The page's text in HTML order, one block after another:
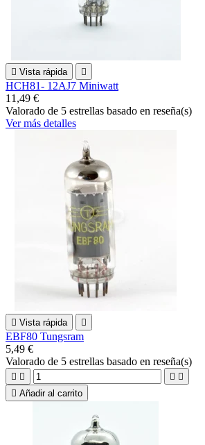
 Vista rápida 
HCH81- 12AJ7 Miniwatt
11,49 €
Valorado de 5 estrellas basado en reseña(s)
Ver más detalles
 Vista rápida 
EBF80 Tungsram
5,49 €
Valorado de 5 estrellas basado en reseña(s)
   
 Añadir al carrito